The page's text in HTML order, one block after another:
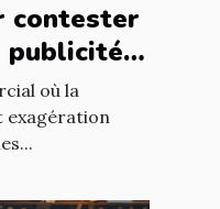
contester
publicité
où la